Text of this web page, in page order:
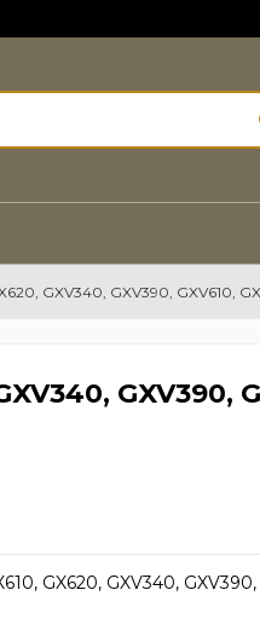
GXV340, GXV390, GXV610,
GXV390,
GX620, GXV340, GXV390,